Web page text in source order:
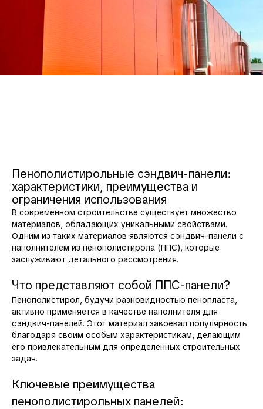
Пенополистирольные сэндвич-панели:
характеристики, преимущества и
ограничения использования
В современном строительстве существует множество
материалов, обладающих уникальными свойствами.
Одним из таких материалов являются сэндвич-панели с
наполнителем из пенополистирола (ППС), которые
заслуживают детального рассмотрения.
Что представляют собой ППС-панели?
Пенополистирол, будучи разновидностью пенопласта,
активно применяется в качестве наполнителя для
сэндвич-панелей. Этот материал завоевал популярность
благодаря своим особым характеристикам, делающим
его привлекательным для определенных строительных
задач.
Ключевые преимущества
пенополистирольных панелей: